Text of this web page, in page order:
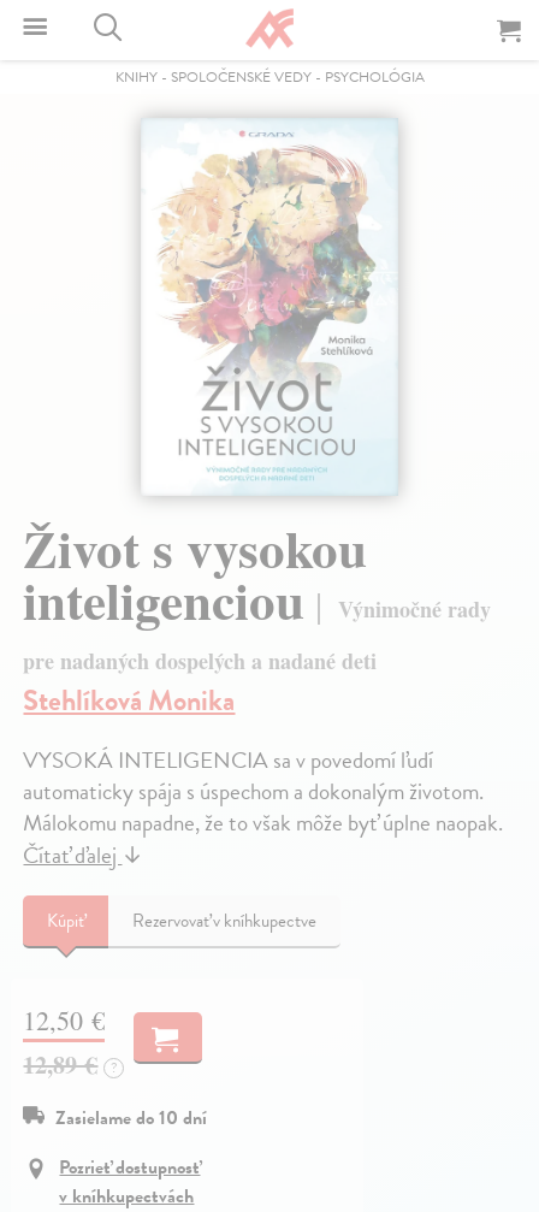
KNIHY- SPOLOČENSKÉ VEDY- PSYCHOLÓGIA
Život s vysokou
inteligenciou
Výnimočné rady
pre nadaných dospelých a nadané deti
Stehlíková Monika
VYSOKÁ INTELIGENCIA sa v povedomí ľudí
automaticky spája s úspechom a dokonalým životom.
Málokomu napadne, že to však môže byť úplne naopak.
Čítať ďalej ↓
Kúpiť Rezervovať v kníhkupectve
12,50 €
12,89 € ?
Zasielame do 10 dní
Pozrieť dostupnosť
v kníhkupectvách